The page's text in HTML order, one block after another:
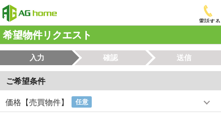
電話する
希望物件リクエスト
入力 確認 送信
ご希望条件
価格【売買物件】 任意